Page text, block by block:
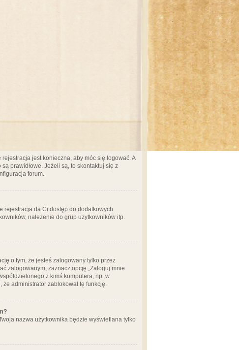
jest konieczna, aby móc się logować. A
prawidłowe. Jeżeli są, to skontaktuj się z
forum.
rejestracja da Ci dostęp do dodatkowych
należenie do grup użytkowników itp.
o tym, że jesteś zalogowany tylko przez
zalogowanym, zaznacz opcję „Zaloguj mnie
z kimś komputera, np. w
administrator zablokował tę funkcję.
nazwa użytkownika będzie wyświetlana tylko